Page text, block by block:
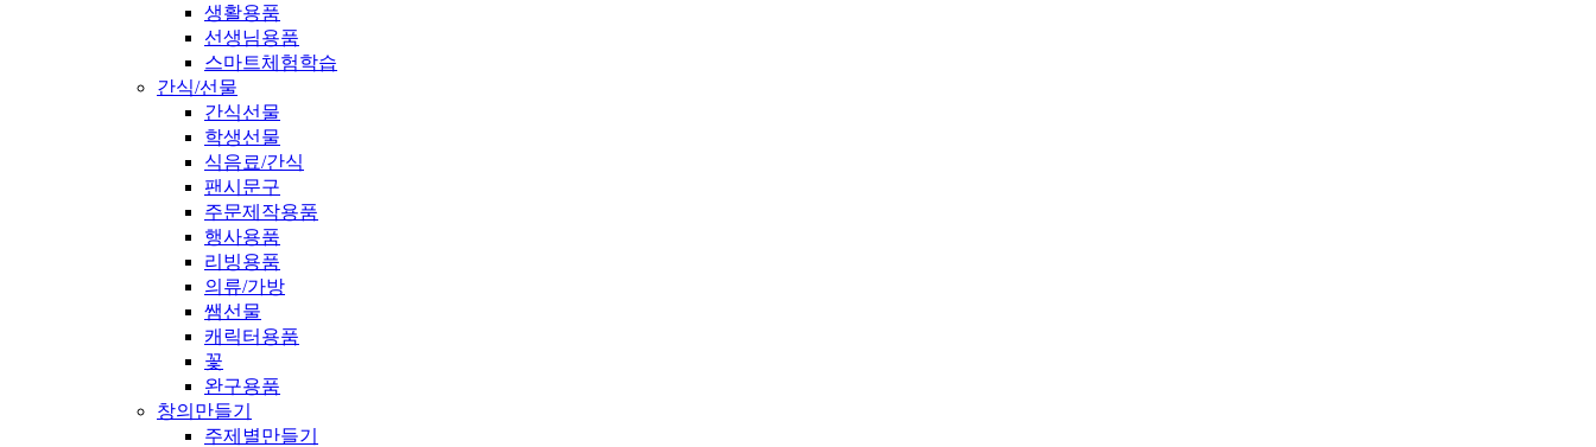
생활용품
선생님용품
스마트체험학습
간식/선물
간식선물
학생선물
식음료/간식
팬시문구
주문제작용품
행사용품
리빙용품
의류/가방
쌤선물
캐릭터용품
꽃
완구용품
창의만들기
주제별만들기